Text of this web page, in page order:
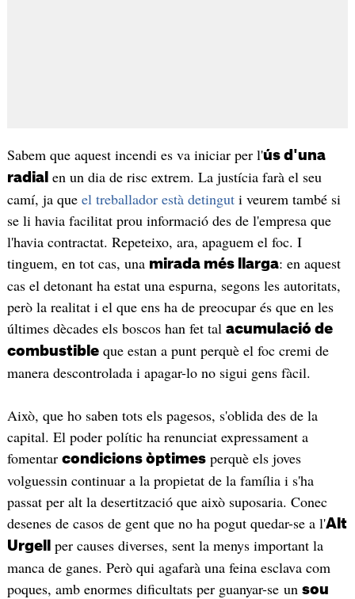
Sabem que aquest incendi es va iniciar per l'ús d'una
radial en un dia de risc extrem. La justícia farà el seu
camí, ja que el treballador està detinguti veurem també si
se li havia facilitat prou informació des de l'empresa que
l'havia contractat. Repeteixo, ara, apaguem el foc. I
tinguem, en tot cas, una mirada més llarga: en aquest
cas el detonant ha estat una espurna, segons les autoritats,
però la realitat i el que ens ha de preocupar és que en les
últimes dècades els boscos han fet tal acumulació de
combustibleque estan a punt perquè el foc cremi de
manera descontrolada i apagar-lo no sigui gens fàcil.
Això, que ho saben tots els pagesos, s'oblida des de la
capital. El poder polític ha renunciat expressament a
fomentar condicions òptimesperquè els joves
volguessin continuar a la propietat de la família i s'ha
passat per alt la desertització que això suposaria. Conec
desenes de casos de gent que no ha pogut quedar-se a l'Alt
Urgell per causes diverses, sent la menys important la
manca de ganes. Però qui agafarà una feina esclava com
poques, amb enormes dificultats per guanyar-se un sou